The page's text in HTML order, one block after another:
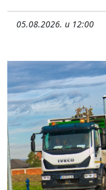
05.08.2026. u 12:00